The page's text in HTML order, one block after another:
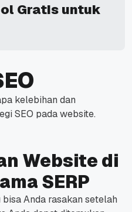
Gratis untuk
kelebihan dan
SEO pada website.
Website di
SERP
Anda rasakan setelah